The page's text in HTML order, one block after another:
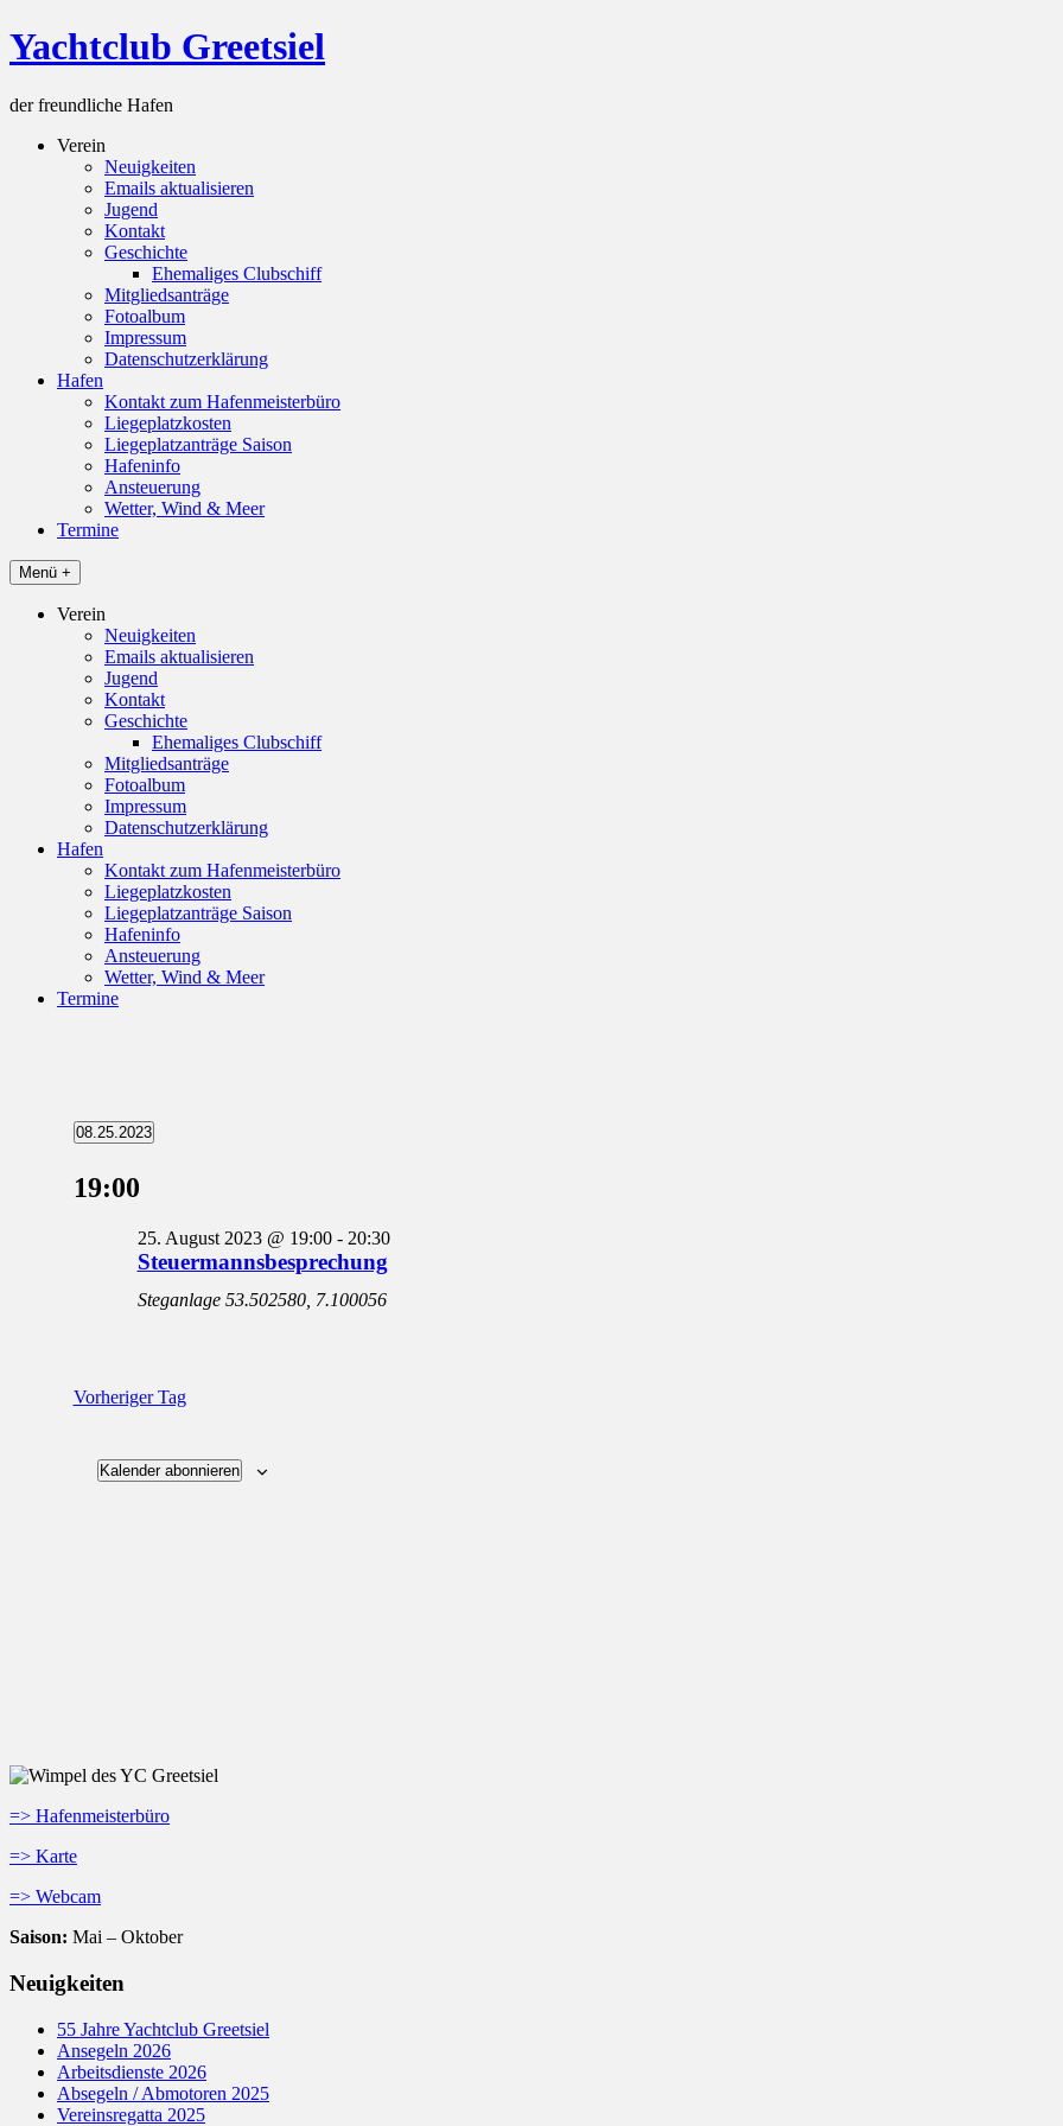
Skip
to
Yachtclub Greetsiel
der freundliche Hafen
Verein
Neuigkeiten
Emails aktualisieren
Jugend
Kontakt
Geschichte
Ehemaliges Clubschiff
Mitgliedsanträge
Fotoalbum
Impressum
Datenschutzerklärung
Hafen
Kontakt zum Hafenmeisterbüro
Liegeplatzkosten
Liegeplatzanträge Saison
Hafeninfo
Ansteuerung
Wetter, Wind & Meer
Termine
Menü +
Verein
Neuigkeiten
Emails aktualisieren
Jugend
Kontakt
Geschichte
Ehemaliges Clubschiff
Mitgliedsanträge
Fotoalbum
Impressum
Datenschutzerklärung
Hafen
Kontakt zum Hafenmeisterbüro
Liegeplatzkosten
Liegeplatzanträge Saison
Hafeninfo
Ansteuerung
Wetter, Wind & Meer
Termine
Veranstaltungen
25.
08.25.2023
wählen.
19:00
Steuermannsbesprechung
25. August 2023 @ 19:00- 20:30
Steganlage 53.502580, 7.100056
Vorheriger Tag
Kalender abonnieren
=> Hafenmeisterbüro
=> Karte
=> Webcam
Saison: Mai – Oktober
Neuigkeiten
55 Jahre Yachtclub Greetsiel
Ansegeln 2026
Arbeitsdienste 2026
Absegeln / Abmotoren 2025
Vereinsregatta 2025